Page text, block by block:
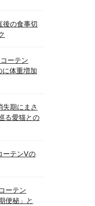
後の食事切
ーテン
に体重増加
失期にまさ
る愛猫との
ーテンVの
ーテン
便秘」と